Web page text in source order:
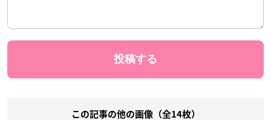
この記事の他の画像（全14枚）